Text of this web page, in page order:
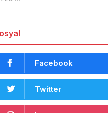
Facebook
Twitter